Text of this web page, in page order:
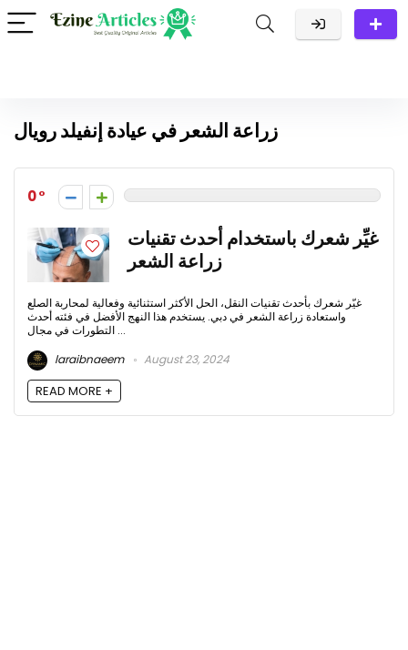
زراعة الشعر في عيادة إنفيلد رويال
0
غيِّر شعرك باستخدام أحدث تقنيات
زراعة الشعر
غيّر شعرك بأحدث تقنيات النقل، الحل الأكثر استثنائية وفعالية لمحاربة الصلع
واستعادة زراعة الشعر في دبي. يستخدم هذا النهج الأفضل في فئته أحدث
التطورات في مجال ...
laraibnaeem
August 23, 2024
READ MORE +